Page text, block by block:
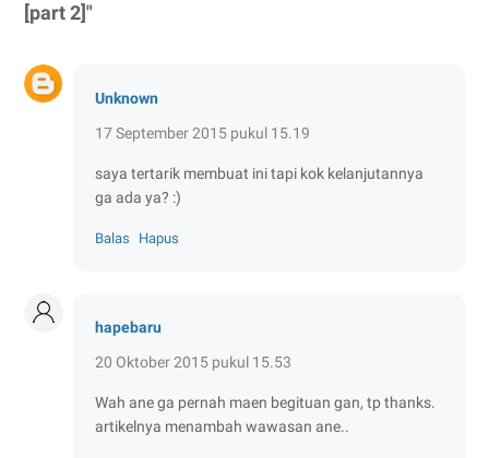
[part 2]"
Unknown
17 September 2015 pukul 15.19
saya tertarik membuat ini tapi kok kelanjutannya
ga ada ya? :)
Balas Hapus
hapebaru
20 Oktober 2015 pukul 15.53
Wah ane ga pernah maen begituan gan, tp thanks.
artikelnya menambah wawasan ane..